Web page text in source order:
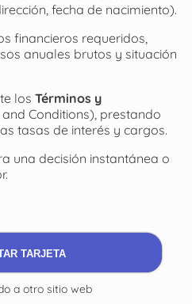
fecha de nacimiento).
financieros requeridos,
anuales brutos y situación
los Términos y
Conditions), prestando
tasas de interés y cargos.
una decisión instantánea o
TARJETA
a otro sitio web